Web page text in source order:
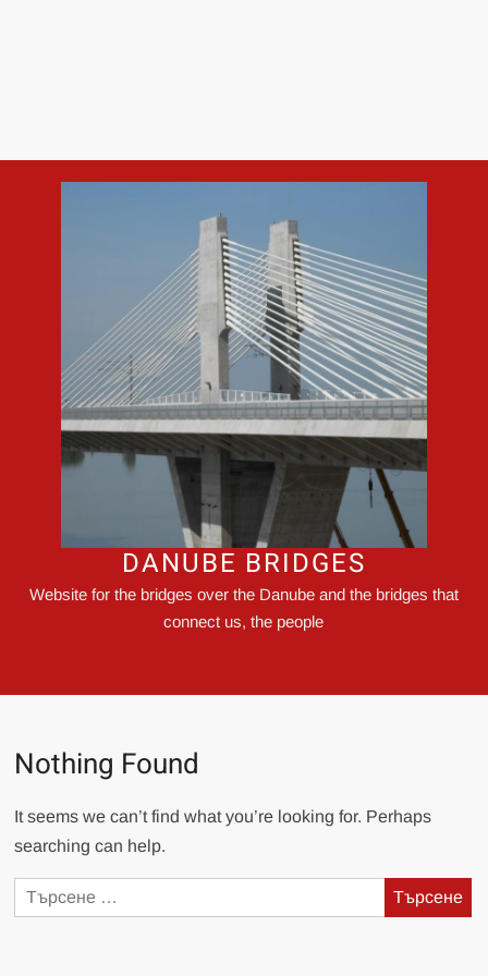
DANUBE BRIDGES
Website for the bridges over the Danube and the bridges that
connect us, the people
Nothing Found
It seems we can’t find what you’re looking for. Perhaps
searching can help.
Търсене
за: